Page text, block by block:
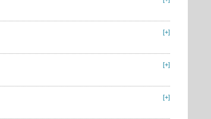
[+]
[+]
[+]